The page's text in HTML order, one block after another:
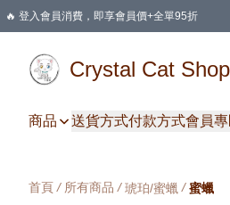
🔥 登入會員消費，即享會員價+全單95折
Crystal Cat
商品 送貨方式付款方式會員
首頁 / 所有商品 / 琥珀/蜜蠟 / 蜜蠟